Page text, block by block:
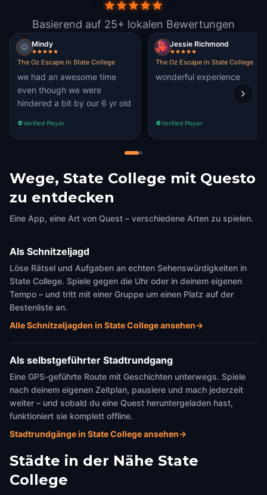
Basierend auf 25+ lokalen Bewertungen
Mindy
The Oz Escape in State College
we had an awesome time
even though we were
hindered a bit by our 6 yr old
Verified Player
Jessie Richmond
The Oz Escape in State College
wonderful experience
Verified Player
Wege, State College mit Questo
zu entdecken
Eine App, eine Art von Quest – verschiedene Arten zu spielen.
Als Schnitzeljagd
Löse Rätsel und Aufgaben an echten Sehenswürdigkeiten in
State College. Spiele gegen die Uhr oder in deinem eigenen
Tempo – und tritt mit einer Gruppe um einen Platz auf der
Bestenliste an.
Alle Schnitzeljagden in State College ansehen→
Als selbstgeführter Stadtrundgang
Eine GPS-geführte Route mit Geschichten unterwegs. Spiele
nach deinem eigenen Zeitplan, pausiere und mach jederzeit
weiter – und sobald du eine Quest heruntergeladen hast,
funktioniert sie komplett offline.
Stadtrundgänge in State College ansehen→
Städte in der Nähe State
College